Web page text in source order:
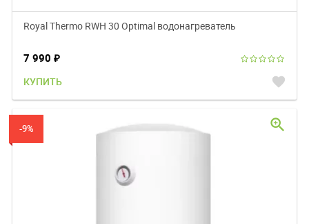
Royal Thermo RWH 30 Optimal водонагреватель
7 990 ₽
КУПИТЬ favorite
-9% zoom_in